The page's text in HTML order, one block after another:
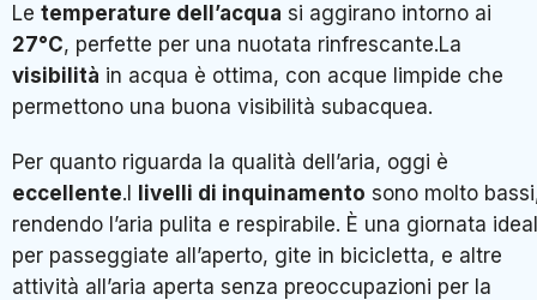
Le temperature dell’acqua si aggirano intorno ai
27°C, perfette per una nuotata rinfrescante.La
visibilità in acqua è ottima, con acque limpide che
permettono una buona visibilità subacquea.
Per quanto riguarda la qualità dell’aria, oggi è
eccellente.I livelli di inquinamento sono molto
rendendo l’aria pulita e respirabile. È una giornata
per passeggiate all’aperto, gite in bicicletta, e altre
attività all’aria aperta senza preoccupazioni per la